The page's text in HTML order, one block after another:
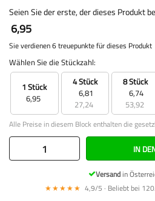
Seien Sie der erste, der dieses Produkt
6,95
Sie verdienen 6 treuepunkte für dieses Produkt
Wählen Sie die Stückzahl:
1 Stück
6,95
4 Stück
6,81
27,24
8 Stück
6,74
53,92
Alle Preise in diesem Block enthalten die
IN
Versandin
★★★★★ 4,9/5 · Beliebt bei